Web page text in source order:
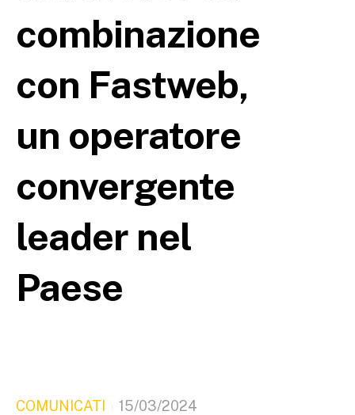
combinazione
con Fastweb,
un operatore
convergente
leader nel
Paese
COMUNICATI 15/03/2024